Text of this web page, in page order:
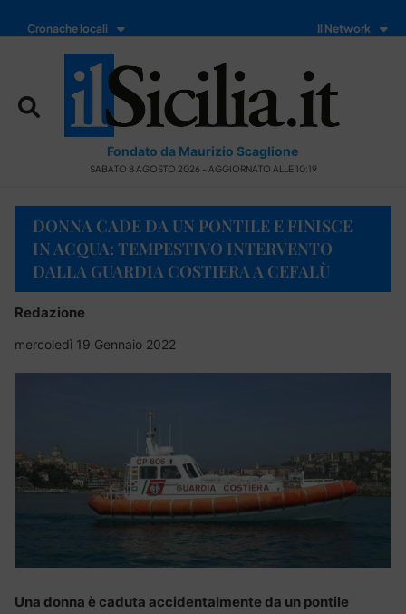
Cronache locali Il Network
Fondato da Maurizio Scaglione
SABATO 8 AGOSTO 2026 - AGGIORNATO ALLE 10:19
DONNA CADE DA UN PONTILE E FINISCE
IN ACQUA: TEMPESTIVO INTERVENTO
DALLA GUARDIA COSTIERA A CEFALÙ
Redazione
mercoledì 19 Gennaio 2022
Una donna è caduta accidentalmente da un pontile